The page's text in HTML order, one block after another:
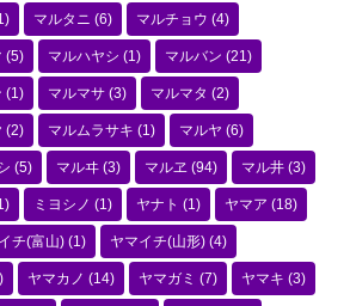
マルタニ (6) マルチョウ (4)
(5) マルハヤシ (1) マルバン (21)
(1) マルマサ (3) マルマタ (2)
(2) マルムラサキ (1) マルヤ (6)
(5) マルヰ (3) マルヱ (94) マル井 (3)
ミヨシノ (1) ヤナト (1) ヤマア (18)
チ(富山) (1) ヤマイチ(山形) (4)
ヤマカノ (14) ヤマガミ (7) ヤマキ (3)